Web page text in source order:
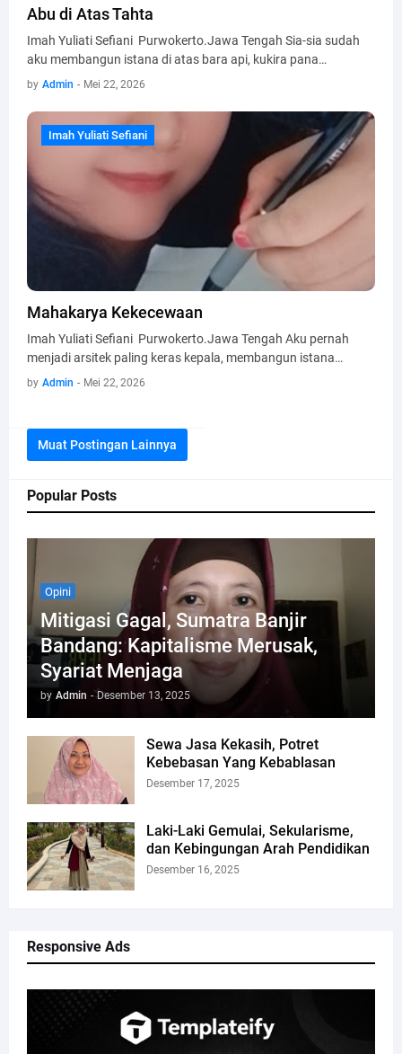
Popular Posts
Opini
Mitigasi Gagal, Sumatra Banjir
Bandang: Kapitalisme Merusak,
Syariat Menjaga
by Admin - Desember 13, 2025
Sewa Jasa Kekasih, Potret
Kebebasan Yang Kebablasan
Desember 17, 2025
Laki-Laki Gemulai, Sekularisme,
dan Kebingungan Arah Pendidikan
Desember 16, 2025
Responsive Ads
Abu di Atas Tahta
Imah Yuliati Sefiani Purwokerto.Jawa Tengah Sia-sia sudah
aku membangun istana di atas bara api, kukira pana…
by Admin - Mei 22, 2026
Imah Yuliati Sefiani
Imah Yuliati Sefiani
Mahakarya Kekecewaan
Imah Yuliati Sefiani Purwokerto.Jawa Tengah Aku pernah
menjadi arsitek paling keras kepala, membangun istana…
by Admin - Mei 22, 2026
Muat Postingan Lainnya